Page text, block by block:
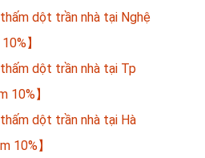
dột trần nhà tại Nghệ
】
dột trần nhà tại Tp
10%】
dột trần nhà tại Hà
10%】